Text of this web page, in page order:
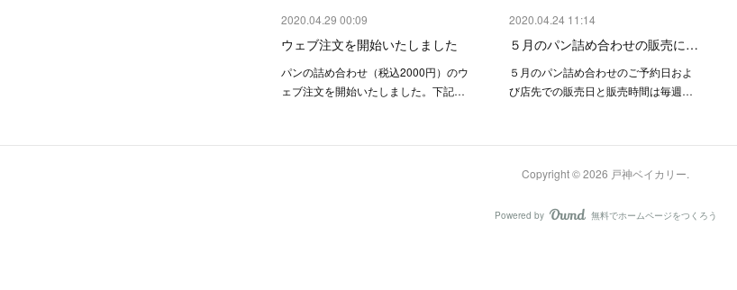
2020.04.29 00:09
ウェブ注文を開始いたしました
パンの詰め合わせ（税込2000円）のウ
ェブ注文を開始いたしました。下記…
2020.04.24 11:14
５月のパン詰め合わせの販売に…
５月のパン詰め合わせのご予約日およ
び店先での販売日と販売時間は毎週…
Copyright ©2026 戸神ベイカリー.
Powered by AmebaOwnd
無料でホームページをつくろう